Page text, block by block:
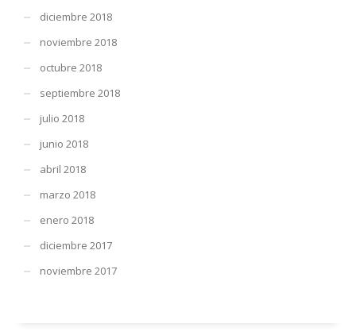
diciembre 2018
noviembre 2018
octubre 2018
septiembre 2018
julio 2018
junio 2018
abril 2018
marzo 2018
enero 2018
diciembre 2017
noviembre 2017